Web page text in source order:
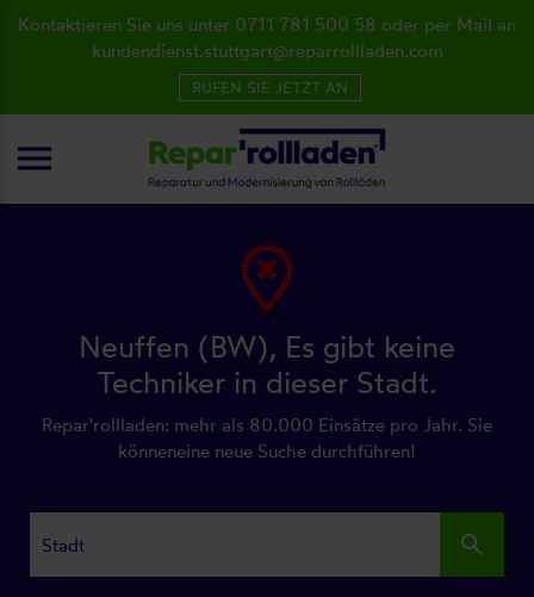
Neuffen (BW), Es gibt keine
Techniker in dieser Stadt.
Repar'rollladen: mehr als 80.000 Einsätze pro Jahr. Sie
könneneine neue Suche durchführen!
search
Kontaktieren Sie uns unter 0711 781 500 58 oder per Mail an
kundendienst.stuttgart@reparrollladen.com
RUFEN SIE JETZT AN
menu